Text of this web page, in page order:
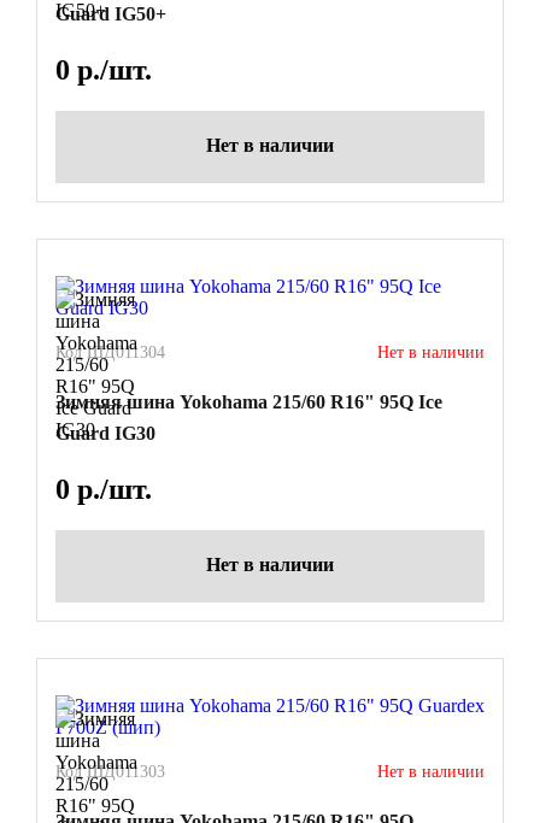
Guard IG50+
0 р./шт.
Нет в наличии
Код ШД011304 Нет в наличии
Зимняя шина Yokohama 215/60 R16" 95Q Ice
Guard IG30
0 р./шт.
Нет в наличии
Код ШД011303 Нет в наличии